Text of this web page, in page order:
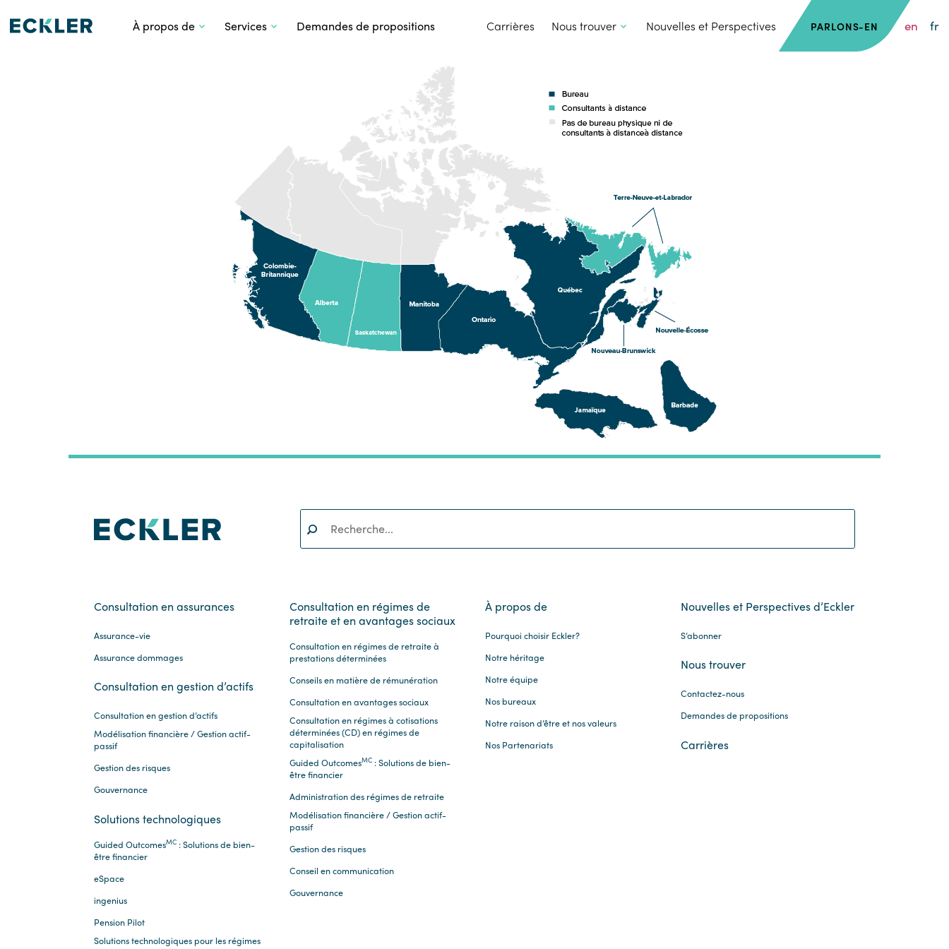
À propos de Services Demandes de propositions Carrières Nous trouver Nouvelles et Perspectives PARLONS-EN en fr
RECHERCHE
Consultation en assurances
Assurance-vie
Assurance dommages
Consultation en gestion d’actifs
Consultation en gestion d’actifs
Modélisation financière / Gestion actif-
passif
Gestion des risques
Gouvernance
Solutions technologiques
Guided OutcomesMC : Solutions de bien-
être financier
eSpace
ingenius
Pension Pilot
Solutions technologiques pour les régimes
Consultation en régimes de
retraite et en avantages sociaux
Consultation en régimes de retraite à
prestations déterminées
Conseils en matière de rémunération
Consultation en avantages sociaux
Consultation en régimes à cotisations
déterminées (CD) en régimes de
capitalisation
Guided OutcomesMC : Solutions de bien-
être financier
Administration des régimes de retraite
Modélisation financière / Gestion actif-
passif
Gestion des risques
Conseil en communication
Gouvernance
À propos de
Pourquoi choisir Eckler?
Notre héritage
Notre équipe
Nos bureaux
Notre raison d’être et nos valeurs
Nos Partenariats
Nouvelles et Perspectives d’Eckler
S’abonner
Nous trouver
Contactez-nous
Demandes de propositions
Carrières